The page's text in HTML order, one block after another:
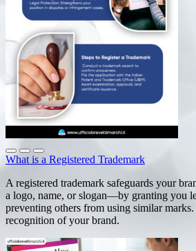
What is a Registered Trademark
A registered trademark safeguards your
a logo, name, or slogan—by granting you
preventing others from using similar
recognition of your brand.